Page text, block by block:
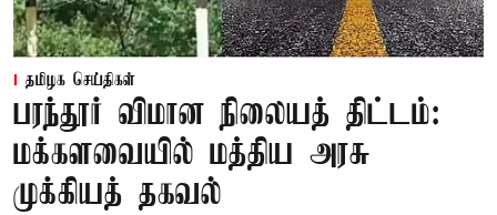
தமிழக செய்திகள்
பரந்தூர் விமான நிலையத் திட்டம்:
மக்களவையில் மத்திய அரசு
முக்கியத் தகவல்